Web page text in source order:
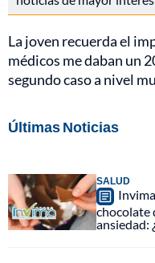
La joven recuerda el
médicos me daban un
segundo caso a nivel
Últimas Noticias
SALUD
chocolate
ansiedad: